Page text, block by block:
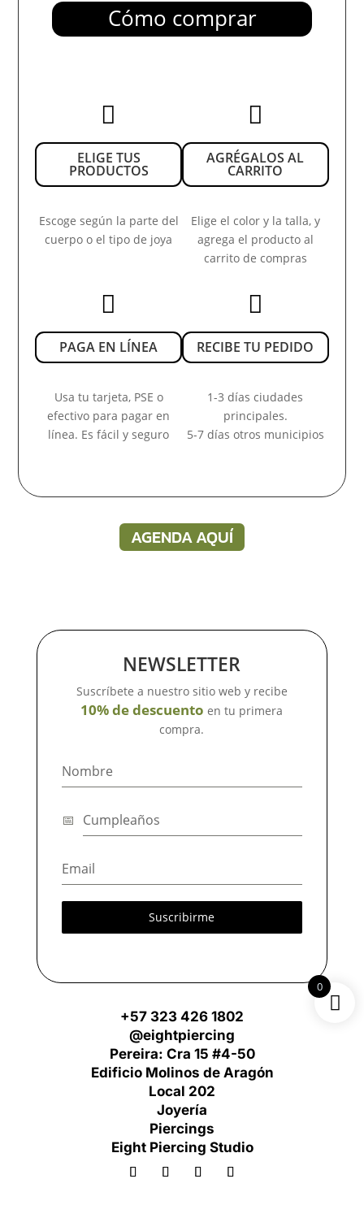
Cómo comprar

ELIGE TUS
PRODUCTOS
Escoge según la parte del
cuerpo o el tipo de joya

AGRÉGALOS AL
CARRITO
Elige el color y la talla, y
agrega el producto al
carrito de compras

PAGA EN LÍNEA
Usa tu tarjeta, PSE o
efectivo para pagar en
línea. Es fácil y seguro

RECIBE TU PEDIDO
1-3 días ciudades
principales.
5-7 días otros municipios
AGENDA AQUÍ
NEWSLETTER
Suscríbete a nuestro sitio web y recibe
10% de descuento en tu primera
compra.
Suscribirme
+57 323 426 1802
@eightpiercing
Pereira: Cra 15 #4-50
Edificio Molinos de Aragón
Local 202
Joyería
Piercings
Eight Piercing Studio
0